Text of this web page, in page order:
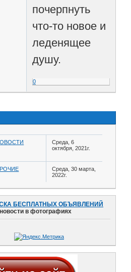
почерпнуть
что-то новое и
леденящее
душу.
0
Среда, 6
октября, 2021г.
Среда, 30 марта,
2022г.
БЕСПЛАТНЫХ ОБЪЯВЛЕНИЙ
в фотографиях